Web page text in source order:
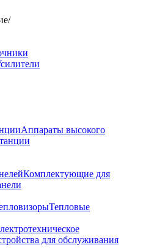
/
Аппараты высокого
Комплектующие для
Тепловые
для обслуживания